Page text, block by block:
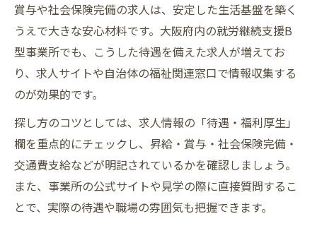
賞与や社会保険完備の求人は、安定した生活基盤を築く
うえで大きな安心材料です。大阪府内の就労継続支援B
型事業所でも、こうした待遇を備えた求人が増えてお
り、求人サイトや自治体の福祉関連窓口で情報収集する
のが効果的です。
探し方のコツとしては、求人情報の「待遇・福利厚生」
欄を重点的にチェックし、昇給・賞与・社会保険完備・
交通費支給などが明記されているかを確認しましょう。
また、事業所の公式サイトや見学の際に直接質問するこ
とで、実際の待遇や職場の雰囲気も把握できます。